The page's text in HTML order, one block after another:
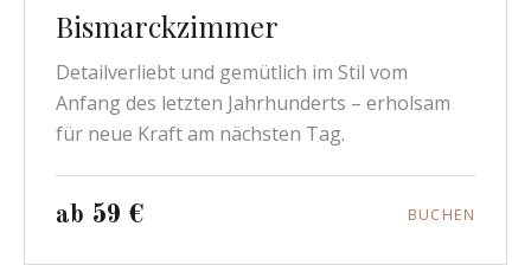
Bismarckzimmer
Detailverliebt und gemütlich im Stil vom
Anfang des letzten Jahrhunderts – erholsam
für neue Kraft am nächsten Tag.
ab 59 € BUCHEN